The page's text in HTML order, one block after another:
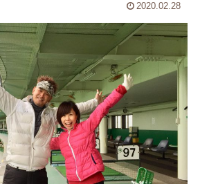
2020.02.28